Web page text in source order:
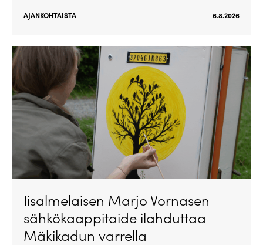
AJANKOHTAISTA 6.8.2026
Iisalmelaisen Marjo Vornasen
sähkökaappitaide ilahduttaa
Mäkikadun varrella